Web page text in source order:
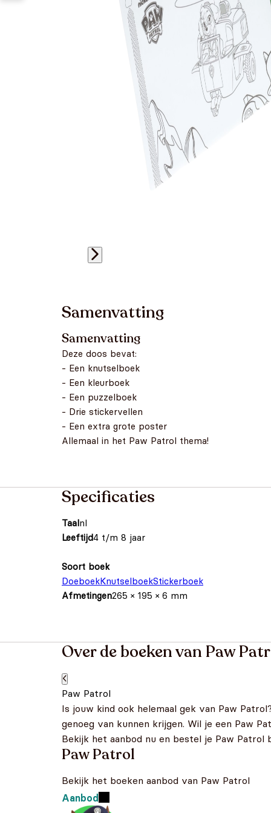
Samenvatting
Samenvatting
Deze doos bevat:
- Een knutselboek
- Een kleurboek
- Een puzzelboek
- Drie stickervellen
- Een extra grote poster
Allemaal in het Paw Patrol thema!
Specificaties
Taalnl
Leeftijd4 t/m 8 jaar
Soort boek
DoeboekKnutselboekStickerboek
Afmetingen265 × 195 × 6 mm
Over de boeken van Paw
Paw Patrol
Is jouw kind ook helemaal gek van Paw
genoeg van kunnen krijgen. Wil je een Paw
Bekijk het aanbod nu en bestel je Paw Patrol
Paw Patrol
Bekijk het boeken aanbod van Paw Patrol
Aanbod